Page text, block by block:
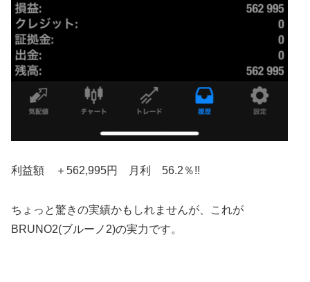
利益額 ＋562,995円 月利 56.2％!!
ちょっと驚きの実績かもしれませんが、これが
BRUNO2(ブルーノ2)の実力です。